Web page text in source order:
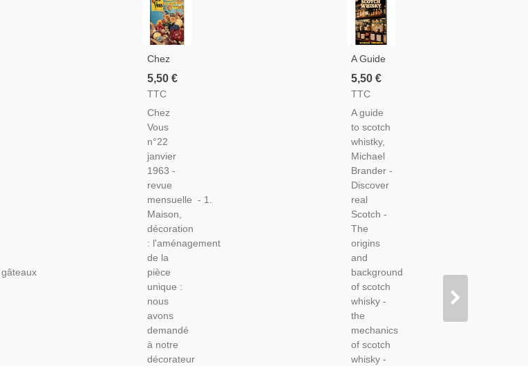
Chez
Vous,
Décoration,
Entretien
N°22
Janvier
1963 -
Magazine
Féminin,
Décoration,
Vintage
1950
5,50 €
TTC
Chez
Vous
n°22
janvier
1963 -
revue
mensuelle - 1.
Maison,
décoration
: l'aménagement
de la
pièce
unique :
nous
avons
demandé
à notre
décorateur
A Guide
To
Scotch
Michael
Brander,
1977 -
Ecosse,
Whisky,
Alcools,
Vins,
Distillers,
5,50 €
TTC
A guide
to scotch
whistky,
Michael
Brander -
Discover
real
Scotch -
The
origins
and
background
of scotch
whisky -
the
mechanics
of scotch
whisky -